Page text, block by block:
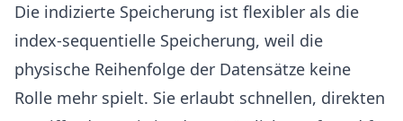
Die indizierte Speicherung ist flexibler als die
index-sequentielle Speicherung, weil die
physische Reihenfolge der Datensätze keine
Rolle mehr spielt. Sie erlaubt schnellen, direkten